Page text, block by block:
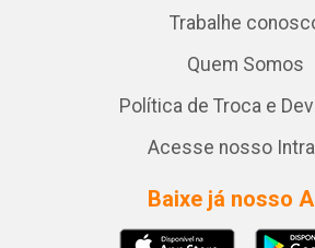
Trabalhe
Quem Somos
Política de Troca e
Acesse nosso
Baixe já nosso